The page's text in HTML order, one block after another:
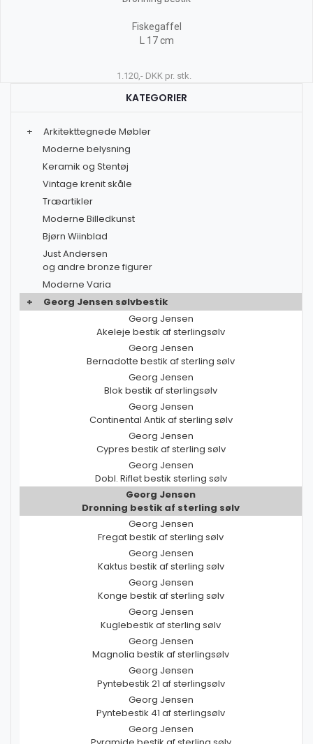
Fiskegaffel
L 17 cm
1.120,- DKK pr. stk.
KATEGORIER
+
Arkitekttegnede Møbler
Moderne belysning
Keramik og Stentøj
Vintage krenit skåle
Træartikler
Moderne Billedkunst
Bjørn Wiinblad
Just Andersen
og andre bronze figurer
Moderne Varia
+
Georg Jensen sølvbestik
Georg Jensen
Akeleje bestik af sterlingsølv
Georg Jensen
Bernadotte bestik af sterling sølv
Georg Jensen
Blok bestik af sterlingsølv
Georg Jensen
Continental Antik af sterling sølv
Georg Jensen
Cypres bestik af sterling sølv
Georg Jensen
Dobl. Riflet bestik sterling sølv
Georg Jensen
Dronning bestik af sterling sølv
Georg Jensen
Fregat bestik af sterling sølv
Georg Jensen
Kaktus bestik af sterling sølv
Georg Jensen
Konge bestik af sterling sølv
Georg Jensen
Kuglebestik af sterling sølv
Georg Jensen
Magnolia bestik af sterlingsølv
Georg Jensen
Pyntebestik 21 af sterlingsølv
Georg Jensen
Pyntebestik 41 af sterlingsølv
Georg Jensen